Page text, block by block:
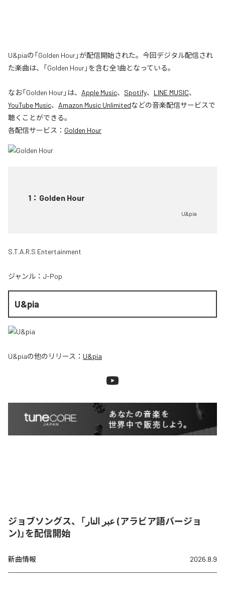
U&piaの「Golden Hour」が配信開始された。今回デジタル配信され
た楽曲は、「Golden Hour」を含む全1曲となっている。
なお「Golden Hour」は、 Apple Music、 Spotify、 LINE MUSIC、
YouTube Music、 Amazon Music Unlimitedなどの音楽配信サービスで
聴くことができる。
各配信サービス： Golden Hour
1 ： Golden Hour
U&pia
S.T.A.R.S Entertainment
ジャンル： J-Pop
U&pia
U&piaの他のリリース： U&pia
ジョブソングス、「عبر النار (アラビア語バージョ
ン)」を配信開始
新曲情報 2026.8.9